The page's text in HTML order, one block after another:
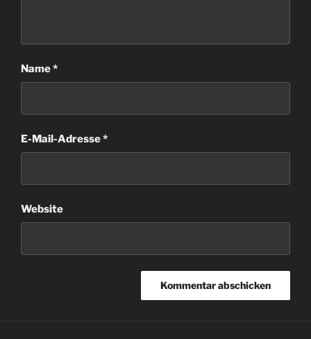
Name*
E-Mail-Adresse*
Website